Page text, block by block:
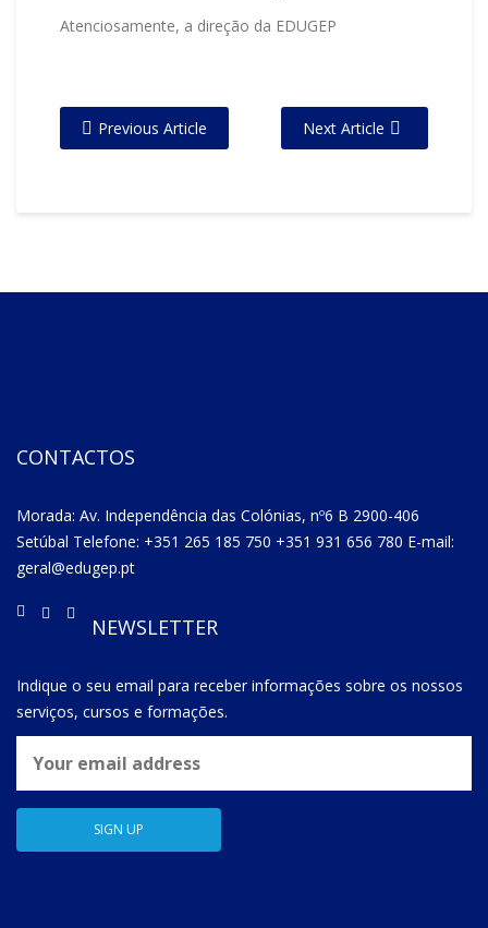
Atenciosamente, a direção da EDUGEP
Previous Article Next Article
CONTACTOS
Morada: Av. Independência das Colónias, nº6 B 2900-406
Setúbal Telefone: +351 265 185 750 +351 931 656 780 E-mail:
geral@edugep.pt
NEWSLETTER
Indique o seu email para receber informações sobre os nossos
serviços, cursos e formações.